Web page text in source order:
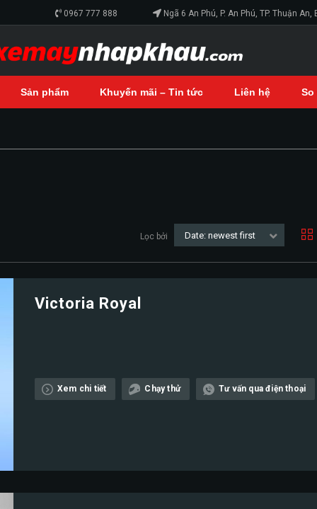
Ngã 6 An Phú, P. An Phú, TP. Thuận An,
0967 777 888
Sản phẩm Khuyến mãi – Tin tức Liên hệ So
Lọc bởi Date: newest first
Victoria Royal
Xem chi tiết Chạy thử Tư vấn qua điện thoại